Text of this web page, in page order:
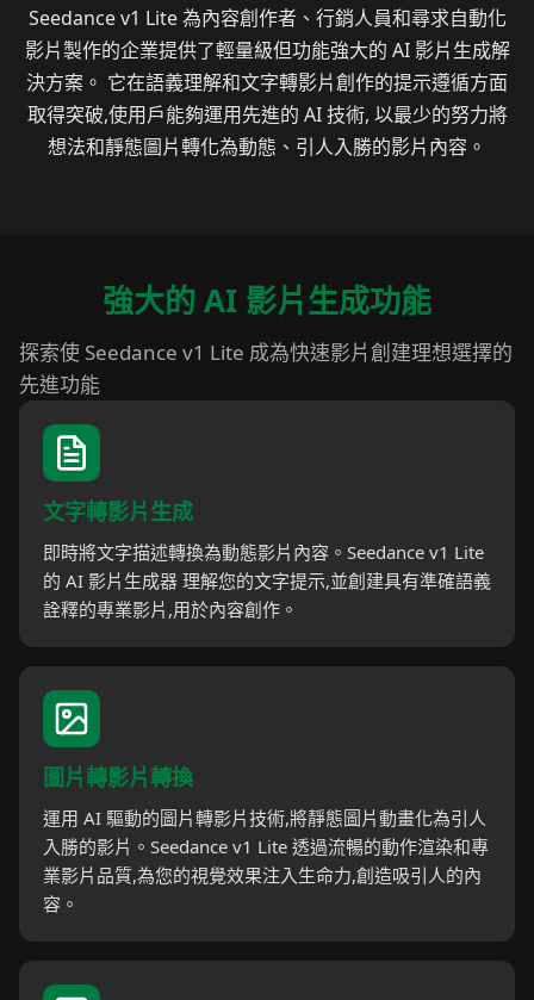
Seedance v1 Lite 為內容創作者、行銷人員和尋求自動化
影片製作的企業提供了輕量級但功能強大的 AI 影片生成解
決方案。 它在語義理解和文字轉影片創作的提示遵循方面
取得突破,使用戶能夠運用先進的 AI 技術, 以最少的努力將
想法和靜態圖片轉化為動態、引人入勝的影片內容。
強大的 AI 影片生成功能
探索使 Seedance v1 Lite 成為快速影片創建理想選擇的
先進功能
文字轉影片生成
即時將文字描述轉換為動態影片內容。Seedance v1 Lite
的 AI 影片生成器 理解您的文字提示,並創建具有準確語義
詮釋的專業影片,用於內容創作。
圖片轉影片轉換
運用 AI 驅動的圖片轉影片技術,將靜態圖片動畫化為引人
入勝的影片。Seedance v1 Lite 透過流暢的動作渲染和專
業影片品質,為您的視覺效果注入生命力,創造吸引人的內
容。